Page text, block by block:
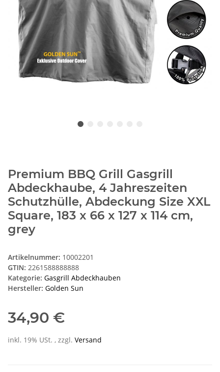
Premium BBQ Grill Gasgrill
Abdeckhaube, 4 Jahreszeiten
Schutzhülle, Abdeckung Size XXL
Square, 183 x 66 x 127 x 114 cm,
grey
Artikelnummer: 10002201
GTIN: 2261588888888
Kategorie: Gasgrill Abdeckhauben
Hersteller: Golden Sun
34,90 €
inkl. 19% USt. , zzgl. Versand